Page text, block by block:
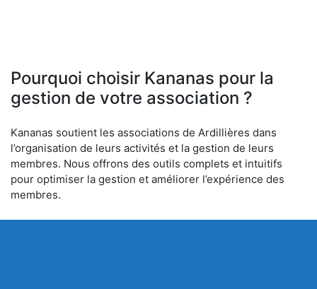
Pourquoi choisir Kananas pour la
gestion de votre association ?
Kananas soutient les associations de Ardillières dans
l’organisation de leurs activités et la gestion de leurs
membres. Nous offrons des outils complets et intuitifs
pour optimiser la gestion et améliorer l’expérience des
membres.